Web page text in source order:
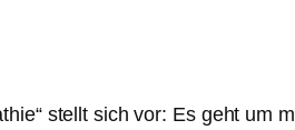
stellt sich vor: Es geht um